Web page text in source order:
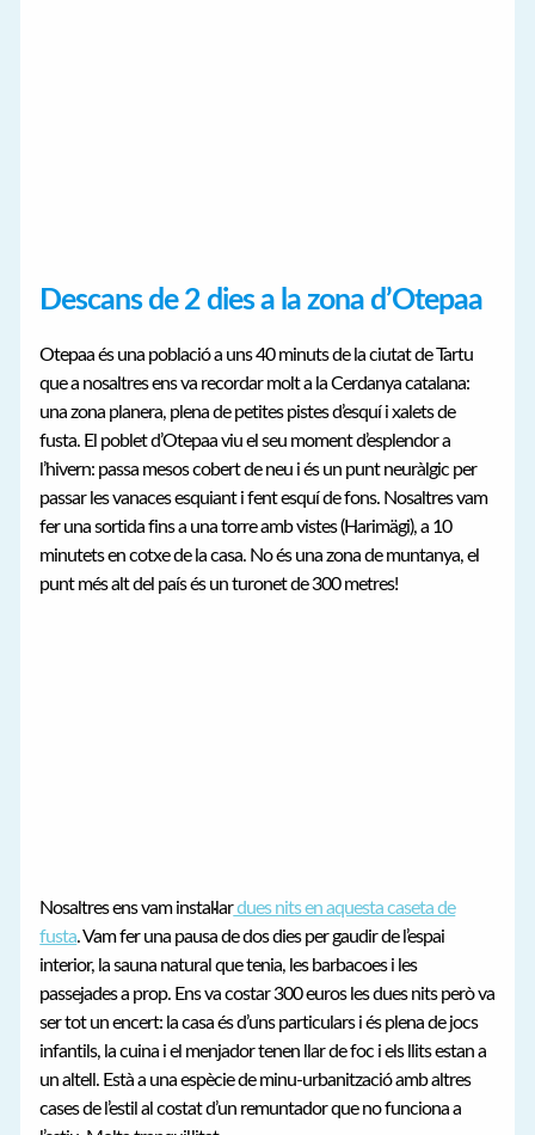
Descans de 2 dies a la zona d’Otepaa
Otepaa és una població a uns 40 minuts de la ciutat de Tartu
que a nosaltres ens va recordar molt a la Cerdanya catalana:
una zona planera, plena de petites pistes d’esquí i xalets de
fusta. El poblet d’Otepaa viu el seu moment d’esplendor a
l’hivern: passa mesos cobert de neu i és un punt neuràlgic per
passar les vanaces esquiant i fent esquí de fons. Nosaltres vam
fer una sortida fins a una torre amb vistes (Harimägi), a 10
minutets en cotxe de la casa. No és una zona de muntanya, el
punt més alt del país és un turonet de 300 metres!
Nosaltres ens vam instal·lardues nits en aquesta caseta de
fusta. Vam fer una pausa de dos dies per gaudir de l’espai
interior, la sauna natural que tenia, les barbacoes i les
passejades a prop. Ens va costar 300 euros les dues nits però va
ser tot un encert: la casa és d’uns particulars i és plena de jocs
infantils, la cuina i el menjador tenen llar de foc i els llits estan a
un altell. Està a una espècie de minu-urbanització amb altres
cases de l’estil al costat d’un remuntador que no funciona a